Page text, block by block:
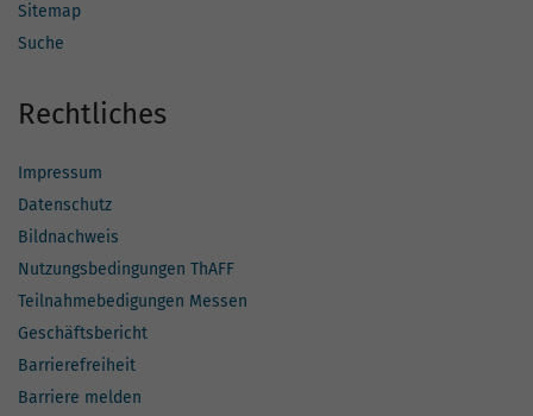
Sitemap
Suche
Rechtliches
Impressum
Datenschutz
Bildnachweis
Nutzungsbedingungen ThAFF
Teilnahmebedigungen Messen
Geschäftsbericht
Barrierefreiheit
Barriere melden